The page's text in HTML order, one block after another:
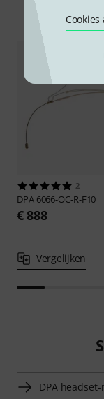
2
DPA 6066-OC-R-F10
€ 888
Vergelijken
DPA